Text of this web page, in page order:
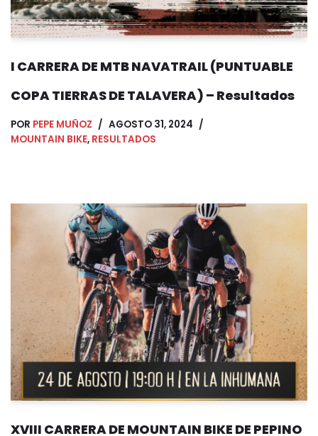
I CARRERA DE MTB NAVATRAIL (PUNTUABLE
COPA TIERRAS DE TALAVERA) – Resultados
POR PEPE MUÑOZ
AGOSTO 31, 2024
MOUNTAIN BIKE, RESULTADOS
XVIII CARRERA DE MOUNTAIN BIKE DE PEPINO